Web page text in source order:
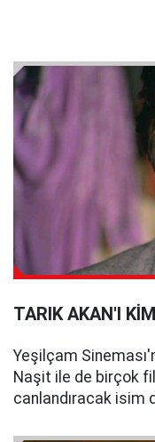
TARIK AKAN'I
Yeşilçam
Naşit ile de birçok
canlandıracak isim